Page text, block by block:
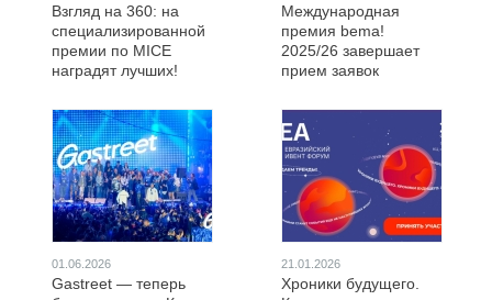
Взгляд на 360: на
специализированной
премии по MICE
наградят лучших!
Международная
премия bema!
2025/26 завершает
прием заявок
01.06.2026
Gastreet — теперь
21.01.2026
Хроники будущего.